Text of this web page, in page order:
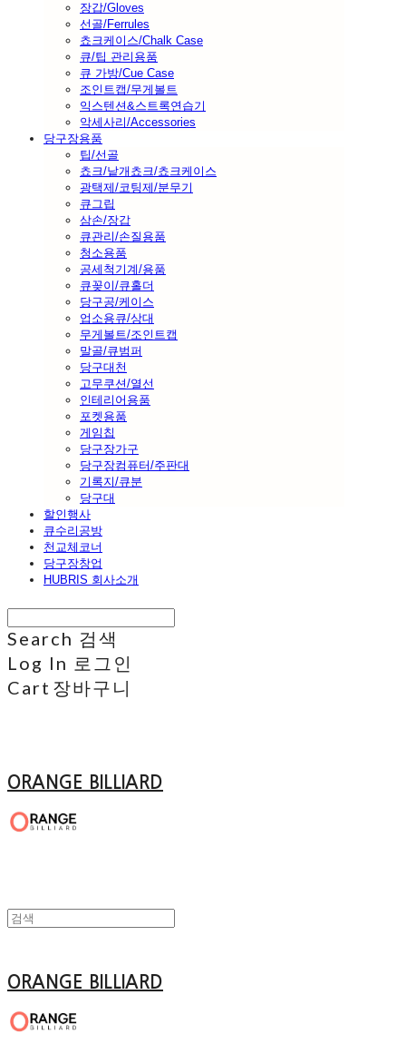
장갑/Gloves
선골/Ferrules
쵸크케이스/Chalk Case
큐/팁 관리용품
큐 가방/Cue Case
조인트캡/무게볼트
익스텐션&스트록연습기
악세사리/Accessories
당구장용품
팁/선골
쵸크/낱개쵸크/쵸크케이스
광택제/코팅제/분무기
큐그립
삼손/장갑
큐관리/손질용품
청소용품
공세척기계/용품
큐꽂이/큐홀더
당구공/케이스
업소용큐/상대
무게볼트/조인트캡
말골/큐범퍼
당구대천
고무쿠션/열선
인테리어용품
포켓용품
게임칩
당구장가구
당구장컴퓨터/주판대
기록지/큐분
당구대
할인행사
큐수리공방
천교체코너
당구장창업
HUBRIS 회사소개
Search 검색
Log In 로그인
Cart 장바구니
ORANGE BILLIARD
ORANGE BILLIARD